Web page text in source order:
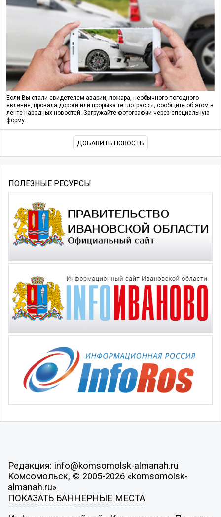
Если Вы стали свидетелем аварии, пожара, необычного погодного
явления, провала дороги или прорыва теплотрассы, сообщите об этом в
ленте народных новостей. Загружайте фотографии через специальную
форму.
ДОБАВИТЬ НОВОСТЬ
ПОЛЕЗНЫЕ РЕСУРСЫ
Редакция: info@komsomolsk-almanah.ru
Комсомольск, © 2005-2026 «komsomolsk-
almanah.ru»
ПОКАЗАТЬ БАННЕРНЫЕ МЕСТА